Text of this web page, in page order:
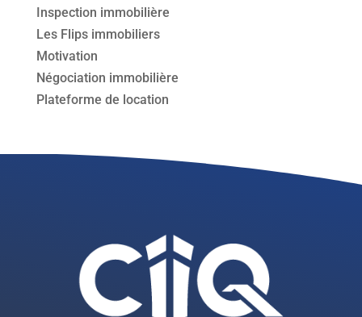
Inspection immobilière
Les Flips immobiliers
Motivation
Négociation immobilière
Plateforme de location